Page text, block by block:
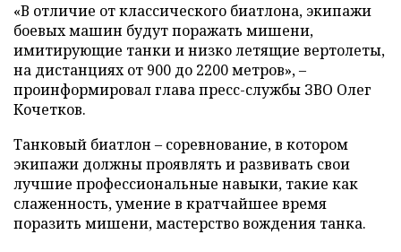
«В отличие от классического биатлона, экипажи
боевых машин будут поражать мишени,
имитирующие танки и низко летящие вертолеты,
на дистанциях от 900 до 2200 метров», –
проинформировал глава пресс-службы ЗВО Олег
Кочетков.
Танковый биатлон – соревнование, в котором
экипажи должны проявлять и развивать свои
лучшие профессиональные навыки, такие как
слаженность, умение в кратчайшее время
поразить мишени, мастерство вождения танка.